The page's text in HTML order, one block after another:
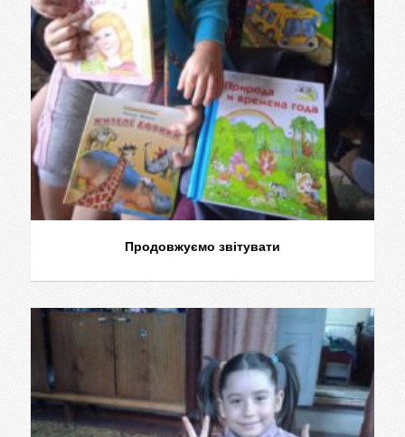
Продовжуємо звітувати